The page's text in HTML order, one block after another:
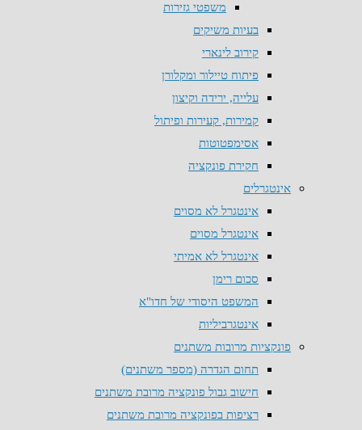
משפטי גזירות
בעיות משיקים
קירוב לינארי
פיתוח טיילור ומקלורן
עלייה, ירידה וקיצון
קמירות, קעירות ופיתול
אסימפטוטות
חקירת פונקציה
אינטגרלים
אינטגרל לא מסוים
אינטגרל מסוים
אינטגרל לא אמיתי
סכום רימן
המשפט היסודי של חדו"א
אינטגרביליות
פונקציות מרובות משתנים
תחום הגדרה (מספר משתנים)
חישוב גבול פונקציה מרובת משתנים
רציפות בפונקציה מרובת משתנים